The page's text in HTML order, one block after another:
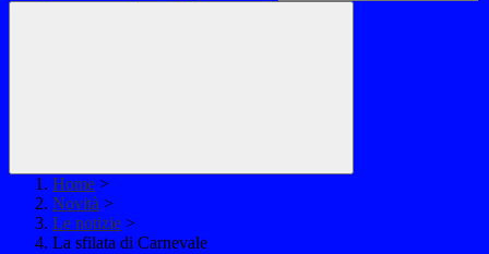
Home >
Novità >
Le notizie >
La sfilata di Carnevale